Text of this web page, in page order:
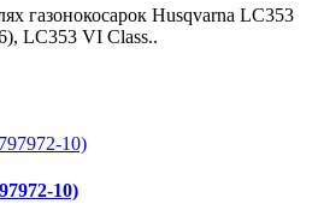
газонокосарок Husqvarna LC353
LC353 VI Class..
10)